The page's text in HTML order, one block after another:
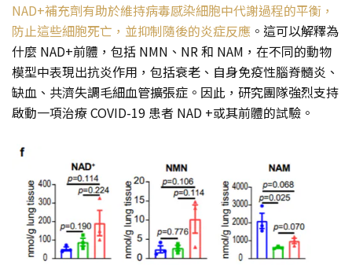
NAD+補充劑有助於維持病毒感染細胞中代謝過程的平衡，
防止這些細胞死亡，並抑制隨後的炎症反應 。 這可以解釋為
什麼 NAD+前體，包括 NMN、NR 和 NAM，在不同的動物
模型中表現出抗炎作用，包括衰老、自身免疫性腦脊髓炎、
缺血、共濟失調毛細血管擴張症。因此，研究團隊強烈支持
啟動一項治療 COVID-19 患者 NAD +或其前體的試驗。